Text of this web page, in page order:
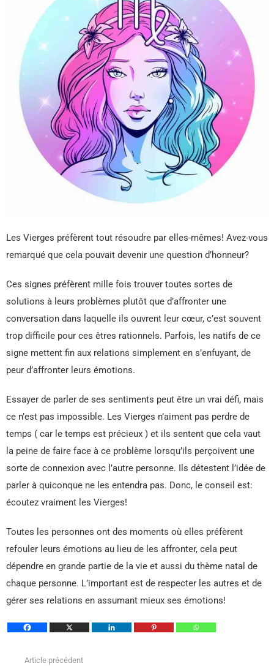
Les Vierges préfèrent tout résoudre par elles-mêmes! Avez-vous
remarqué que cela pouvait devenir une question d’honneur?
Ces signes préfèrent mille fois trouver toutes sortes de
solutions à leurs problèmes plutôt que d’affronter une
conversation dans laquelle ils ouvrent leur cœur, c’est souvent
trop difficile pour ces êtres rationnels. Parfois, les natifs de ce
signe mettent fin aux relations simplement en s’enfuyant, de
peur d’affronter leurs émotions.
Essayer de parler de ses sentiments peut être un vrai défi, mais
ce n’est pas impossible. Les Vierges n’aiment pas perdre de
temps ( car le temps est précieux ) et ils sentent que cela vaut
la peine de faire face à ce problème lorsqu’ils perçoivent une
sorte de connexion avec l’autre personne. Ils détestent l’idée de
parler à quiconque ne les entendra pas. Donc, le conseil est:
écoutez vraiment les Vierges!
Toutes les personnes ont des moments où elles préfèrent
refouler leurs émotions au lieu de les affronter, cela peut
dépendre en grande partie de la vie et aussi du thème natal de
chaque personne. L’important est de respecter les autres et de
gérer ses relations en assumant mieux ses émotions!
Article précédent